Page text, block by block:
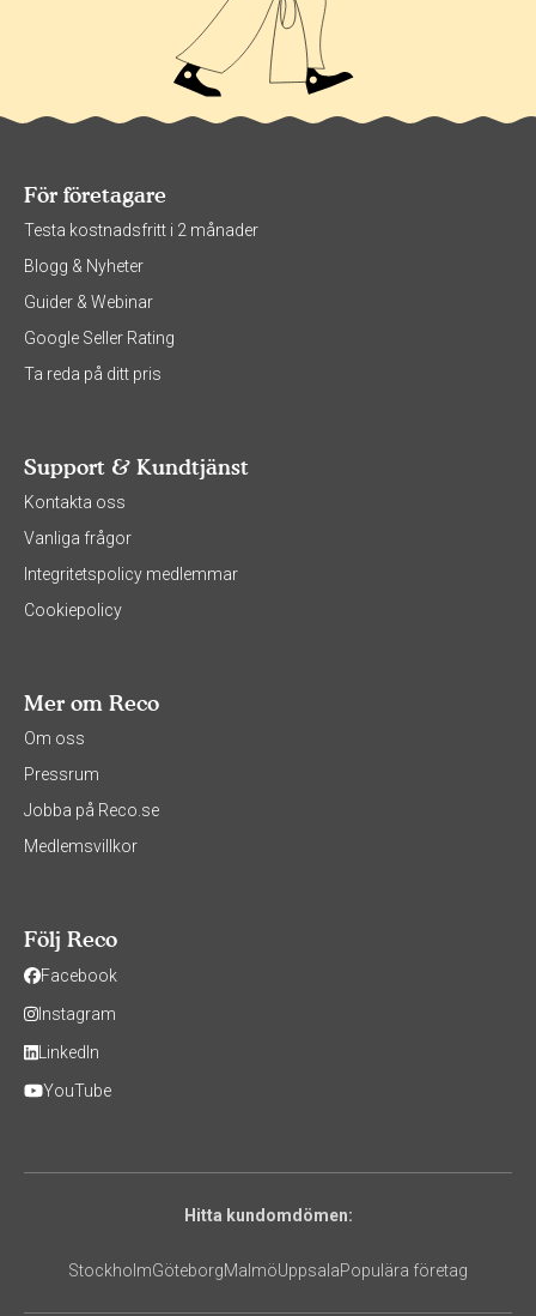
För företagare
Testa kostnadsfritt i 2 månader
Blogg & Nyheter
Guider & Webinar
Google Seller Rating
Ta reda på ditt pris
Support & Kundtjänst
Kontakta oss
Vanliga frågor
Integritetspolicy medlemmar
Cookiepolicy
Mer om Reco
Om oss
Pressrum
Jobba på Reco.se
Medlemsvillkor
Följ Reco
Facebook
Instagram
LinkedIn
YouTube
Hitta kundomdömen:
StockholmGöteborgMalmöUppsalaPopulära företag